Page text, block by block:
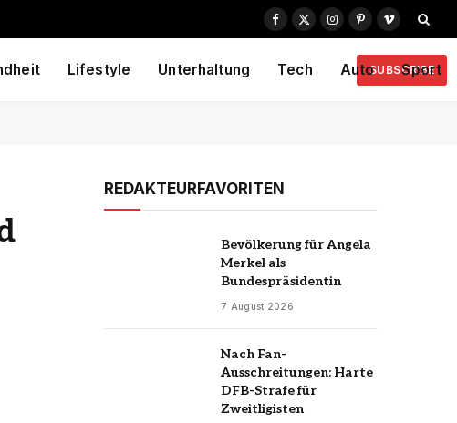
Facebook
X
Instagram
PinterestVimeo
Lifestyle Unterhaltung Tech Auto Sport
SUBSCRIBE
REDAKTEURFAVORITEN
Bevölkerung für Angela
Merkel als
Bundespräsidentin
7 August 2026
Nach Fan-
Ausschreitungen: Harte
DFB-Strafe für
Zweitligisten